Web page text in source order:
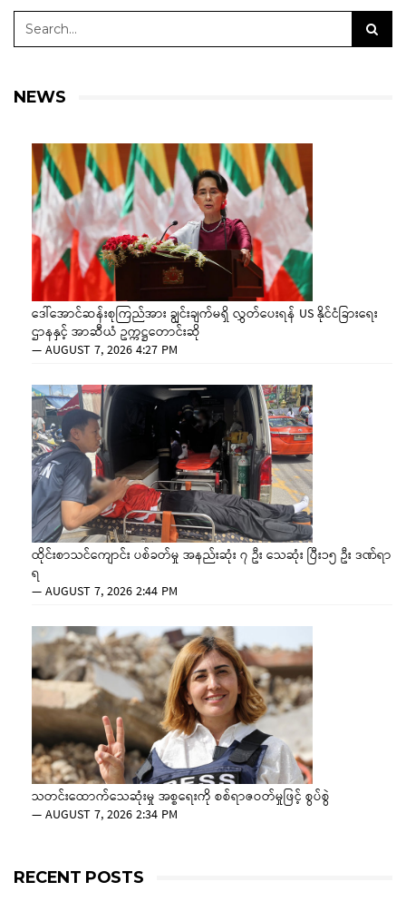
NEWS
ဒေါ်အောင်ဆန်းစုကြည်အား ချွင်းချက်မရှိ လွှတ်ပေးရန် US နိုင်ငံခြားရေး
ဌာနနှင့် အာဆီယံ ဥက္ကဋ္ဌတောင်းဆို
—AUGUST 7, 2026 4:27 PM
ထိုင်းစာသင်ကျောင်း ပစ်ခတ်မှု အနည်းဆုံး ၇ ဦး သေဆုံး ပြီး၁၅ ဦး ဒဏ်ရာ
ရ
—AUGUST 7, 2026 2:44 PM
သတင်းထောက်သေဆုံးမှု အစ္စရေးကို စစ်ရာဇဝတ်မှုဖြင့် စွပ်စွဲ
—AUGUST 7, 2026 2:34 PM
RECENT POSTS